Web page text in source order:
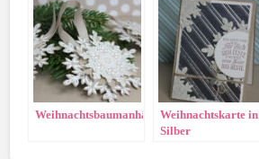
WeihnachtsbaumanhängerWeihnachtskarte in
Silber